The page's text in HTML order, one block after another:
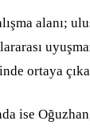
alanı;
ortaya
ise